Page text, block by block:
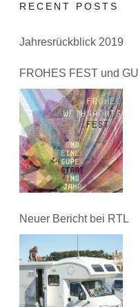
RECENT POSTS
Jahresrückblick 2019
FROHES FEST und
Neuer Bericht bei RTL